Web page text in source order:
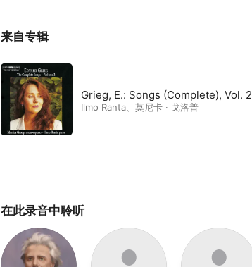
来自专辑
Grieg, E.: Songs (Complete), Vol. 2
Ilmo Ranta 莫尼卡 · 戈洛普
在此录音中聆听